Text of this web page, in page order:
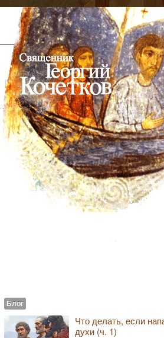
Блог
​​Что делать, если
духи (ч. 1)